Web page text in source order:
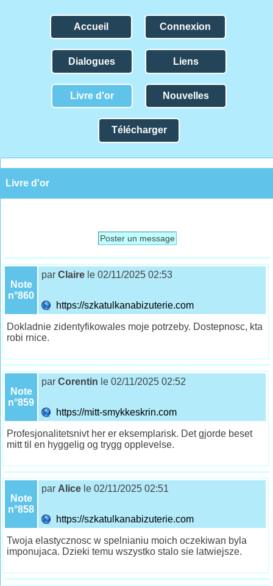
Accueil Connexion
Dialogues Liens
Livre d'or Nouvelles
Télécharger
Livre d'or
Poster un message
Note
n°860
parClaire le 02/11/2025 02:53
https://szkatulkanabizuterie.com
Dokladnie zidentyfikowales moje potrzeby. Dostepnosc, kta
robi rnice.
Note
n°859
parCorentin le 02/11/2025 02:52
https://mitt-smykkeskrin.com
Profesjonalitetsnivt her er eksemplarisk. Det gjorde beset
mitt til en hyggelig og trygg opplevelse.
Note
n°858
par Alice le 02/11/2025 02:51
https://szkatulkanabizuterie.com
Twoja elastycznosc w spelnianiu moich oczekiwan byla
imponujaca. Dzieki temu wszystko stalo sie latwiejsze.